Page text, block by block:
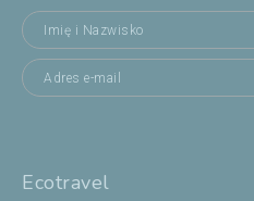
Ecotravel